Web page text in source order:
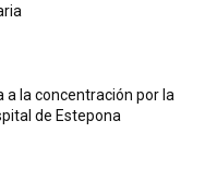
a la concentración por la
de Estepona